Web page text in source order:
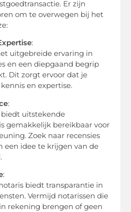
Er zijn
om te overwegen bij het
:
uitgebreide ervaring in
en een diepgaand begrip
Dit zorgt ervoor dat je
en expertise.
:
biedt uitstekende
gemakkelijk bereikbaar voor
Zoek naar recensies
een idee te krijgen van de
:
biedt transparantie in
Vermijd notarissen die
rekening brengen of geen